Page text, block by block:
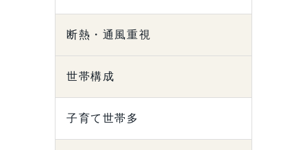
断熱・通風重視
世帯構成
子育て世帯多